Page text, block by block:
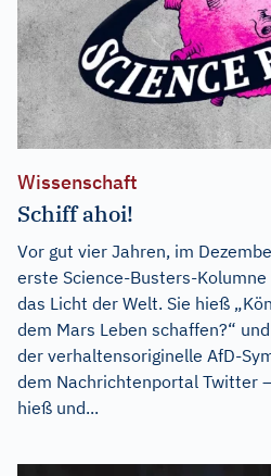
Wissenschaft
Schiff ahoi!
Vor gut vier Jahren, im
erste Science-Busters-
das Licht der Welt. Sie hieß
dem Mars Leben schaffen?“
der verhaltensoriginelle AfD-
dem Nachrichtenportal Twitter
hieß und...